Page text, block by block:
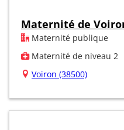
Maternité de
Maternité publique
Maternité de niveau 2
Voiron (38500)